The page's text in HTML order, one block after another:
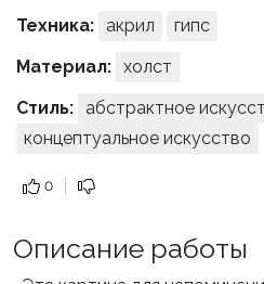
Техника:
акрил
гипс
Материал: холст
Стиль:
абстрактное
концептуальное искусство
0
Описание работы